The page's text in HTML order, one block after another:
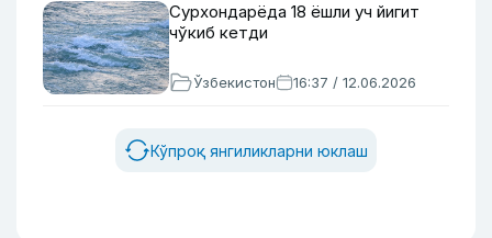
Сурхондарёда 18 ёшли уч йигит
чўкиб кетди
Ўзбекистон 16:37 / 12.06.2026
Кўпроқ янгиликларни юклаш